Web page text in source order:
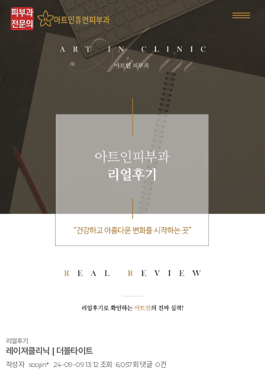
리얼후기
레이져클리닉 | 더블타이트
작성자 soojin* 24-09-09 13:12조회 6,057회 댓글 0건